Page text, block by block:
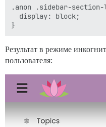
.anon .sidebar-
  display: block;
Результат в режиме
пользователя: